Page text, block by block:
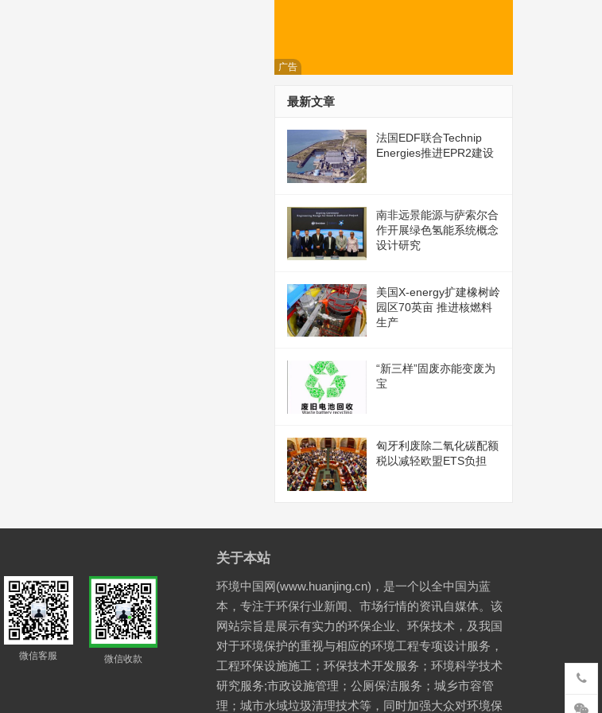
广告
最新文章
法国EDF联合Technip
Energies推进EPR2建设
南非远景能源与萨索尔合
作开展绿色氢能系统概念
设计研究
美国X-energy扩建橡树岭
园区70英亩 推进核燃料
生产
“新三样”固废亦能变废为
宝
匈牙利废除二氧化碳配额
税以减轻欧盟ETS负担
微信客服 微信收款
关于本站
环境中国网(www.huanjing.cn)，是一个以全中国为蓝
本，专注于环保行业新闻、市场行情的资讯自媒体。该
网站宗旨是展示有实力的环保企业、环保技术，及我国
对于环境保护的重视与相应的环境工程专项设计服务，
工程环保设施施工；环保技术开发服务；环境科学技术
研究服务;市政设施管理；公厕保洁服务；城乡市容管
理；城市水域垃圾清理技术等，同时加强大众对环境保